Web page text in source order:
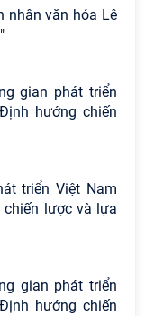
nhân văn hóa Lê
gian phát triển
hướng chiến
triển Việt Nam
lược và lựa
gian phát triển
hướng chiến